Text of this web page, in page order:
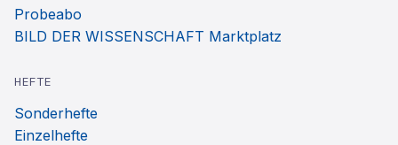
Probeabo
BILD DER WISSENSCHAFT Marktplatz
HEFTE
Sonderhefte
Einzelhefte